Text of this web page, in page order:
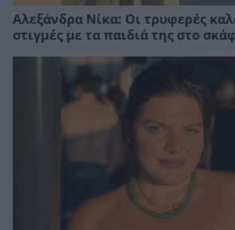
Αλεξάνδρα Νίκα: Οι τρυφερές
στιγμές με τα παιδιά της στο